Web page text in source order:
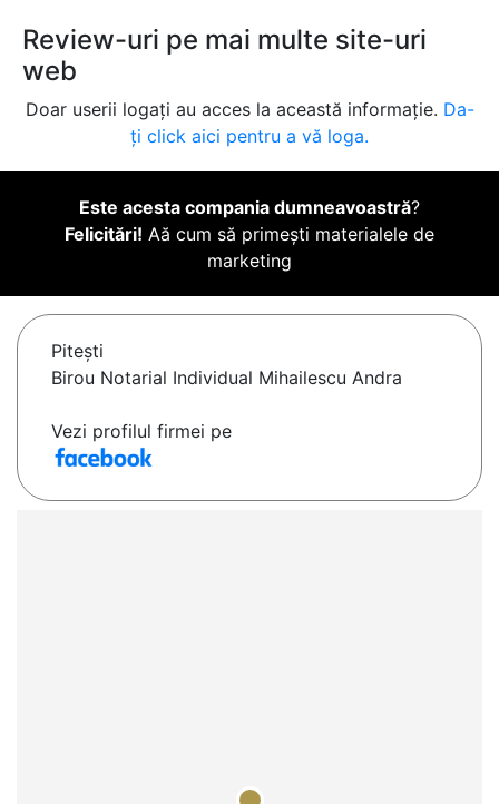
Review-uri pe mai multe site-uri
web
Doar userii logați au acces la această informație. Da-
ți click aici pentru a vă loga.
Este acesta compania dumneavoastră?
Felicitări! Aă cum să primești materialele de
marketing
Piteşti
Birou Notarial Individual Mihailescu Andra
Vezi profilul firmei pe